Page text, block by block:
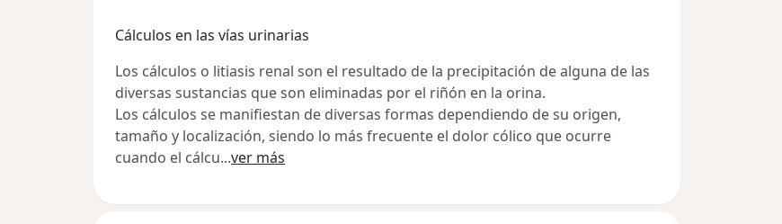
Cálculos en las vías urinarias
Los cálculos o litiasis renal son el resultado de la precipitación de alguna de las
diversas sustancias que son eliminadas por el riñón en la orina.
Los cálculos se manifiestan de diversas formas dependiendo de su origen,
tamaño y localización, siendo lo más frecuente el dolor cólico que ocurre
cuando el cálcu...ver más